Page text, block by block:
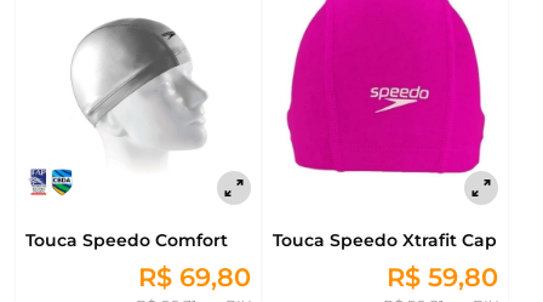
Touca Speedo Comfort
R$ 69,80
Touca Speedo Xtrafit Cap
R$ 59,80